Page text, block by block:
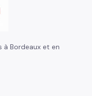
à Bordeaux et en